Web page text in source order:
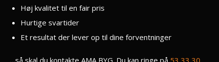
Høj kvalitet til en fair pris
Hurtige svartider
Et resultat der lever op til dine forventninger
…så skal du kontakte AMA BYG. Du kan ringe på 53 33 30